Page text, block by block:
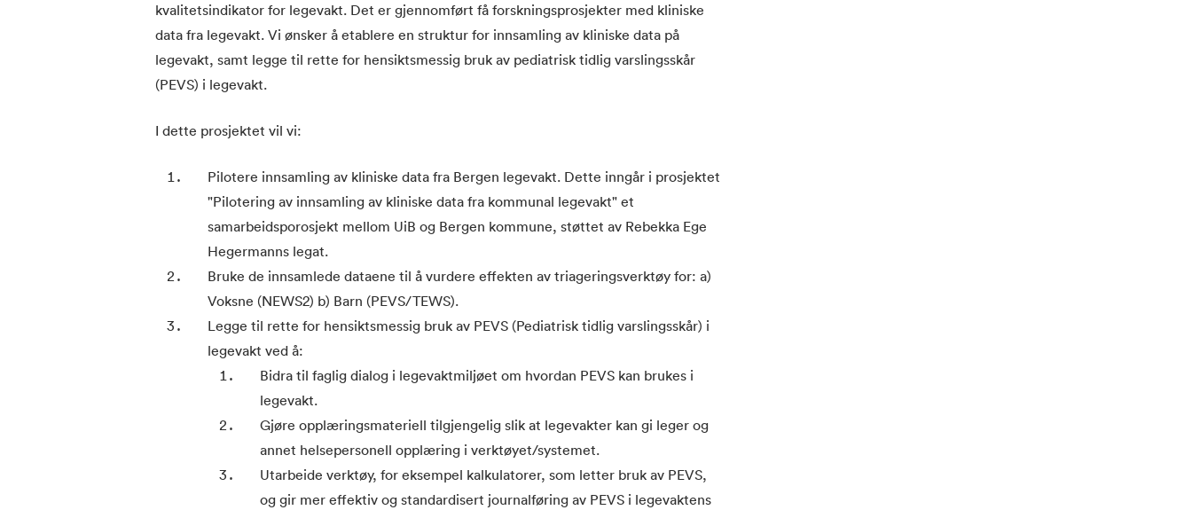
kvalitetsindikator for legevakt. Det er gjennomført få forskningsprosjekter med kliniske
data fra legevakt. Vi ønsker å etablere en struktur for innsamling av kliniske data på
legevakt, samt legge til rette for hensiktsmessig bruk av pediatrisk tidlig varslingsskår
(PEVS) i legevakt.
I dette prosjektet vil vi:
Pilotere innsamling av kliniske data fra Bergen legevakt. Dette inngår i prosjektet
"Pilotering av innsamling av kliniske data fra kommunal legevakt" et
samarbeidsporosjekt mellom UiB og Bergen kommune, støttet av Rebekka Ege
Hegermanns legat.
Bruke de innsamlede dataene til å vurdere effekten av triageringsverktøy for: a)
Voksne (NEWS2) b) Barn (PEVS/TEWS).
Legge til rette for hensiktsmessig bruk av PEVS (Pediatrisk tidlig varslingsskår) i
legevakt ved å:
Bidra til faglig dialog i legevaktmiljøet om hvordan PEVS kan brukes i
legevakt.
Gjøre opplæringsmateriell tilgjengelig slik at legevakter kan gi leger og
annet helsepersonell opplæring i verktøyet/systemet.
Utarbeide verktøy, for eksempel kalkulatorer, som letter bruk av PEVS,
og gir mer effektiv og standardisert journalføring av PEVS i legevaktens